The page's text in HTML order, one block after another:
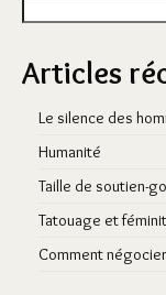
Articles
Le silence des
Humanité
Taille de soutien-
Tatouage et
Comment